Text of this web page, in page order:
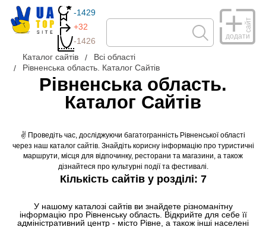
-1429
+32
-1426
додати
сайт
Каталог сайтів
Всі області
Рівненська область. Каталог Сайтів
Рівненська область.
Каталог Сайтів
✌ Проведіть час, досліджуючи багатогранність Рівненської області
через наш каталог сайтів. Знайдіть корисну інформацію про туристичні
маршрути, місця для відпочинку, ресторани та магазини, а також
дізнайтеся про культурні події та фестивалі.
Кількість сайтів у розділі: 7
У нашому каталозі сайтів ви знайдете різноманітну
інформацію про Рівненську область. Відкрийте для себе її
адміністративний центр - місто Рівне, а також інші населені